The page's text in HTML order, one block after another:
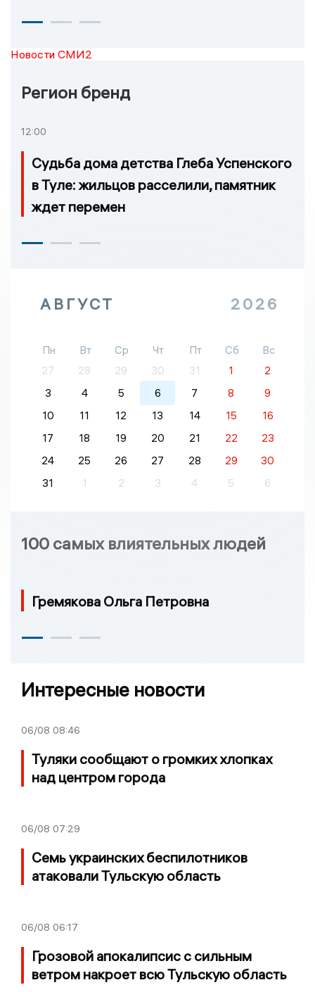
Новости СМИ2
Регион бренд
12:00
Судьба дома детства Глеба Успенского
в Туле: жильцов расселили, памятник
ждет перемен
АВГУСТ 2026
Пн Вт Ср Чт Пт Сб
Вс
27
28 29 30 31 1
2
3
4 5 6 7 8
9
10
11 12 13 14 15
16
17
18 19 20 21 22
23
24
25 26 27 28 29
30
31
1 2 3 4 5 6
100 самых влиятельных людей
Гремякова Ольга Петровна
Интересные новости
06/08 08:46
Туляки сообщают о громких хлопках
над центром города
06/08 07:29
Семь украинских беспилотников
атаковали Тульскую область
06/08 06:17
Грозовой апокалипсис с сильным
ветром накроет всю Тульскую область